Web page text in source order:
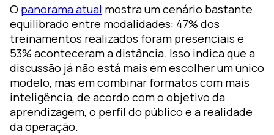
O panorama atual mostra um cenário bastante
equilibrado entre modalidades: 47% dos
treinamentos realizados foram presenciais e
53% aconteceram a distância. Isso indica que a
discussão já não está mais em escolher um único
modelo, mas em combinar formatos com mais
inteligência, de acordo com o objetivo da
aprendizagem, o perfil do público e a realidade
da operação.